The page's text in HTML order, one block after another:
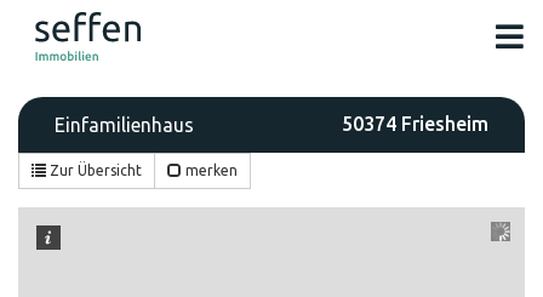
Einfamilienhaus 50374 Friesheim
Zur Übersicht merken